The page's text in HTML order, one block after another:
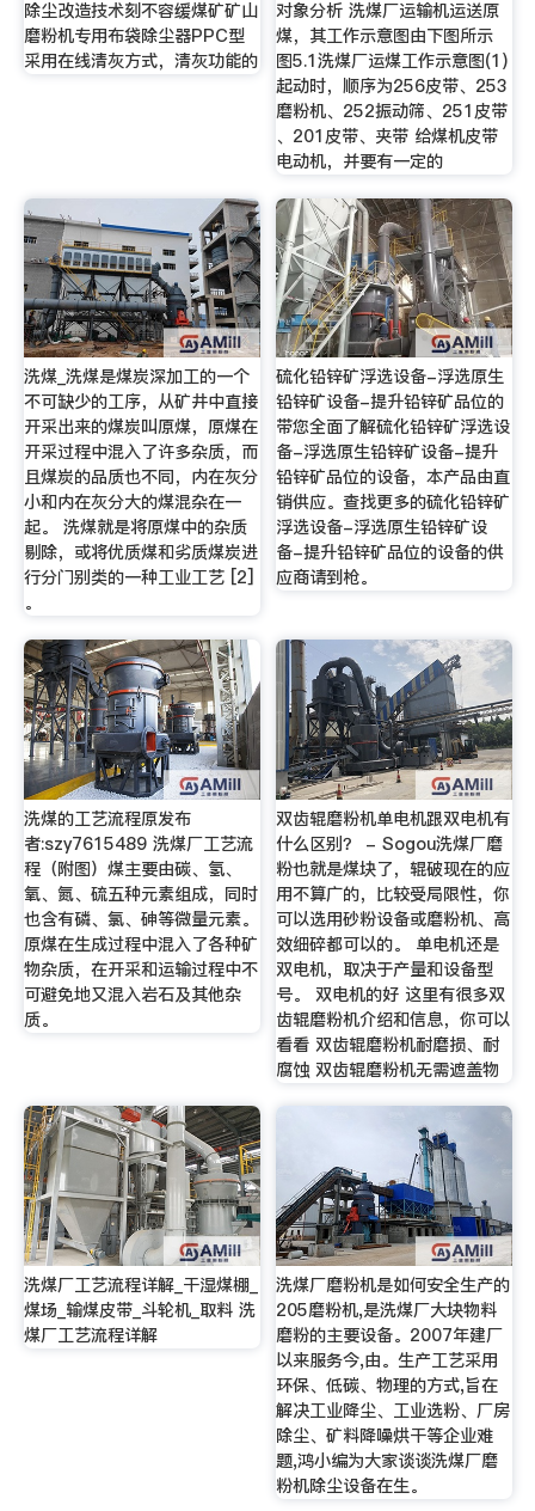
除尘改造技术刻不容缓煤矿矿山
磨粉机专用布袋除尘器PPC型
采用在线清灰方式，清灰功能的
对象分析 洗煤厂运输机运送原
煤，其工作示意图由下图所示
图5.1洗煤厂运煤工作示意图(1)
起动时，顺序为256皮带、253
磨粉机、252振动筛、251皮带
、201皮带、夹带 给煤机皮带
电动机，并要有一定的
洗煤_洗煤是煤炭深加工的一个
不可缺少的工序，从矿井中直接
开采出来的煤炭叫原煤，原煤在
开采过程中混入了许多杂质，而
且煤炭的品质也不同，内在灰分
小和内在灰分大的煤混杂在一
起。 洗煤就是将原煤中的杂质
剔除，或将优质煤和劣质煤炭进
行分门别类的一种工业工艺 [2]
。
硫化铅锌矿浮选设备-浮选原生
铅锌矿设备-提升铅锌矿品位的
带您全面了解硫化铅锌矿浮选设
备-浮选原生铅锌矿设备-提升
铅锌矿品位的设备，本产品由直
销供应。查找更多的硫化铅锌矿
浮选设备-浮选原生铅锌矿设
备-提升铅锌矿品位的设备的供
应商请到枪。
洗煤的工艺流程原发布
者:szy7615489 洗煤厂工艺流
程（附图）煤主要由碳、氢、
氧、氮、硫五种元素组成，同时
也含有磷、氯、砷等微量元素。
原煤在生成过程中混入了各种矿
物杂质，在开采和运输过程中不
可避免地又混入岩石及其他杂
质。
双齿辊磨粉机单电机跟双电机有
什么区别？ - Sogou洗煤厂磨
粉也就是煤块了，辊破现在的应
用不算广的，比较受局限性，你
可以选用砂粉设备或磨粉机、高
效细碎都可以的。 单电机还是
双电机，取决于产量和设备型
号。 双电机的好 这里有很多双
齿辊磨粉机介绍和信息，你可以
看看 双齿辊磨粉机耐磨损、耐
腐蚀 双齿辊磨粉机无需遮盖物
洗煤厂工艺流程详解_干湿煤棚_
煤场_输煤皮带_斗轮机_取料 洗
煤厂工艺流程详解
洗煤厂磨粉机是如何安全生产的
205磨粉机,是洗煤厂大块物料
磨粉的主要设备。2007年建厂
以来服务今,由。生产工艺采用
环保、低碳、物理的方式,旨在
解决工业降尘、工业选粉、厂房
除尘、矿料降噪烘干等企业难
题,鸿小编为大家谈谈洗煤厂磨
粉机除尘设备在生。